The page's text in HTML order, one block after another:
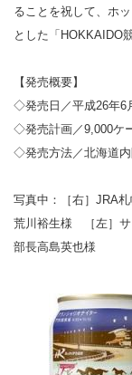
ることを祝して、ホ
とした「HOKKAIDO
【発売概要】
◇発売日／平成26年6
◇発売計画／9,000ケ
◇発売方法／北海道内
写真中：［右］JRA
荒川裕生様 ［左］サ
部長高島英也様